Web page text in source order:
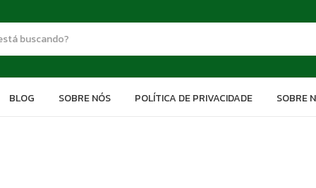
BLOG SOBRE NÓS POLÍTICA DE PRIVACIDADE SOBRE